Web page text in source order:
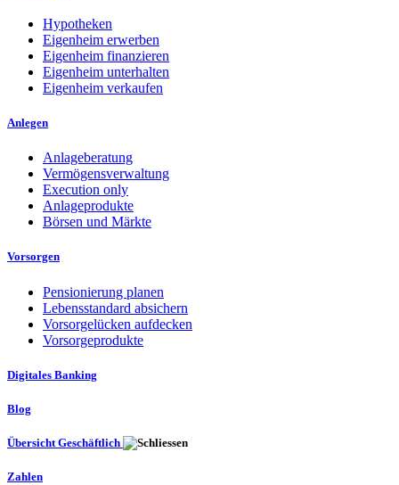
Hypotheken
Eigenheim erwerben
Eigenheim finanzieren
Eigenheim unterhalten
Eigenheim verkaufen
Anlegen
Anlageberatung
Vermögensverwaltung
Execution only
Anlageprodukte
Börsen und Märkte
Vorsorgen
Pensionierung planen
Lebensstandard absichern
Vorsorgelücken aufdecken
Vorsorgeprodukte
Digitales Banking
Blog
Übersicht Geschäftlich
Zahlen